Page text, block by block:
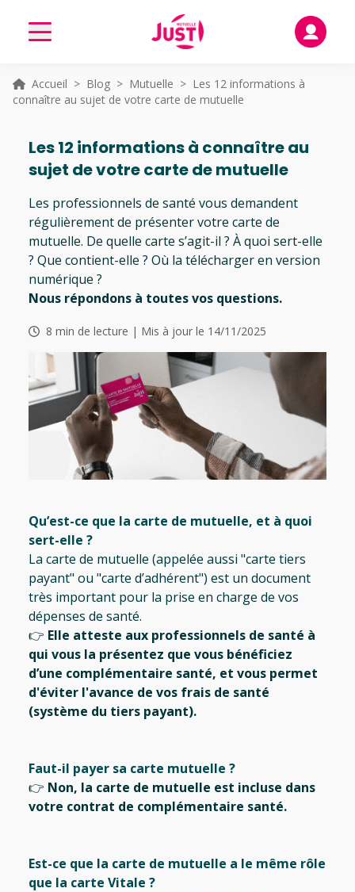
Accueil > Blog> Mutuelle > Les 12 informations à
connaître au sujet de votre carte de mutuelle
Les 12 informations à connaître au
sujet de votre carte de mutuelle
Les professionnels de santé vous demandent
régulièrement de présenter votre carte de
mutuelle. De quelle carte s’agit-il ? À quoi sert-elle
? Que contient-elle ? Où la télécharger en version
numérique ?
Nous répondons à toutes vos questions.
8 min de lecture | Mis à jour le 14/11/2025
Qu’est-ce que la carte de mutuelle, et à quoi
sert-elle ?
La carte de mutuelle (appelée aussi "carte tiers
payant" ou "carte d’adhérent") est un document
très important pour la prise en charge de vos
dépenses de santé.
👉 Elle atteste aux professionnels de santé à
qui vous la présentez que vous bénéficiez
d’une complémentaire santé, et vous permet
d'éviter l'avance de vos frais de santé
(système du tiers payant).
Faut-il payer sa carte mutuelle ?
👉 Non, la carte de mutuelle est incluse dans
votre contrat de complémentaire santé.
Est-ce que la carte de mutuelle a le même rôle
que la carte Vitale ?